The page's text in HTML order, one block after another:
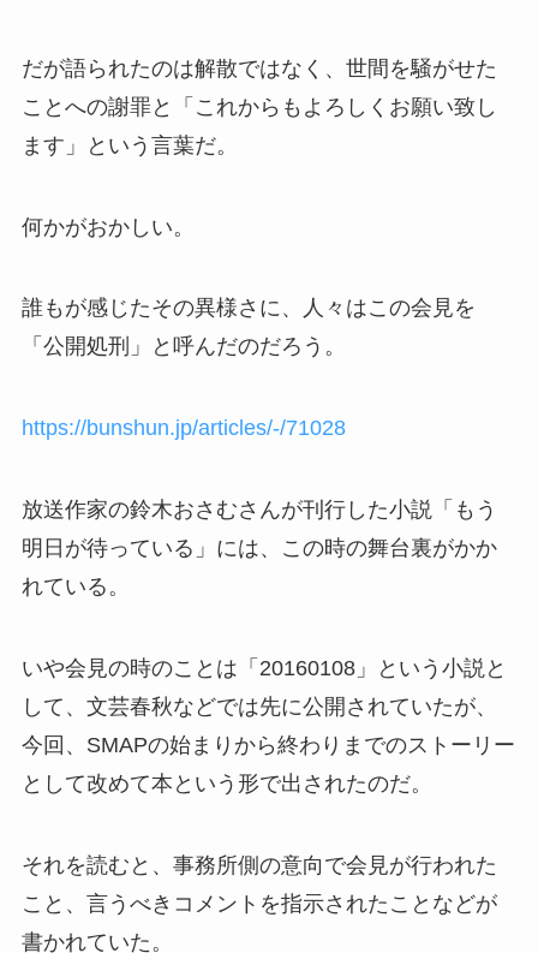
だが語られたのは解散ではなく、世間を騒がせた
ことへの謝罪と「これからもよろしくお願い致し
ます」という言葉だ。
何かがおかしい。
誰もが感じたその異様さに、人々はこの会見を
「公開処刑」と呼んだのだろう。
https://bunshun.jp/articles/-/71028
放送作家の鈴木おさむさんが刊行した小説「もう
明日が待っている」には、この時の舞台裏がかか
れている。
いや会見の時のことは「20160108」という小説と
して、文芸春秋などでは先に公開されていたが、
今回、SMAPの始まりから終わりまでのストーリー
として改めて本という形で出されたのだ。
それを読むと、事務所側の意向で会見が行われた
こと、言うべきコメントを指示されたことなどが
書かれていた。